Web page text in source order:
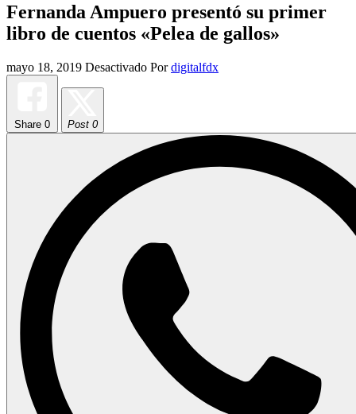
Fernanda Ampuero presentó su primer
libro de cuentos «Pelea de gallos»
mayo 18, 2019 Desactivado Por digitalfdx
Share 0 Post 0